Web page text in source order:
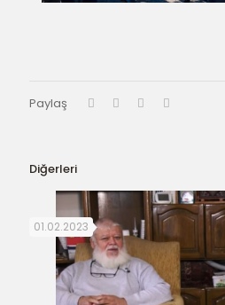
Paylaş
Diğerleri
01.02.2023